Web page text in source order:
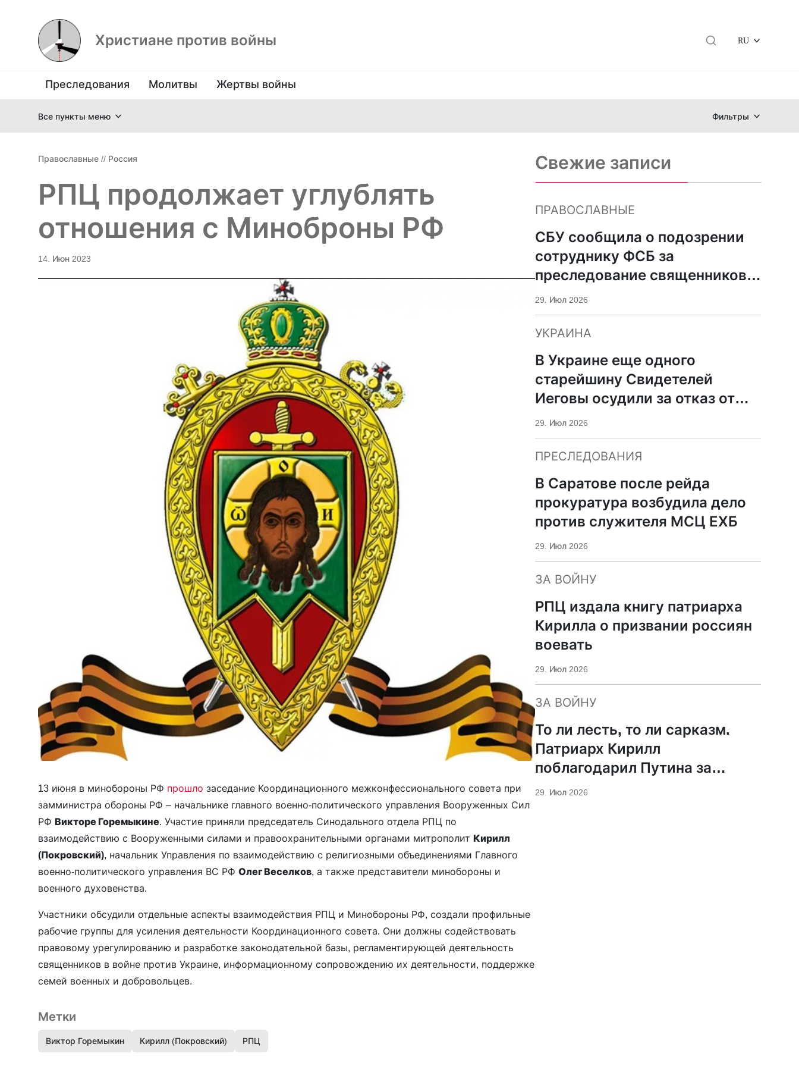
Христиане против войны RU
Преследования Молитвы Жертвы войны
Все пункты меню Фильтры
Православные // Россия
РПЦ продолжает углублять
отношения с Миноброны РФ
14. Июн 2023
13 июня в минобороны РФ прошло заседание Координационного межконфессионального совета при
замминистра обороны РФ – начальнике главного военно-политического управления Вооруженных Сил
РФ Викторе Горемыкине. Участие приняли председатель Синодального отдела РПЦ по
взаимодействию с Вооруженными силами и правоохранительными органами митрополит Кирилл
(Покровский), начальник Управления по взаимодействию с религиозными объединениями Главного
военно-политического управления ВС РФ Олег Веселков, а также представители минобороны и
военного духовенства.
Участники обсудили отдельные аспекты взаимодействия РПЦ и Минобороны РФ, создали профильные
рабочие группы для усиления деятельности Координационного совета. Они должны содействовать
правовому урегулированию и разработке законодательной базы, регламентирующей деятельность
священников в войне против Украине, информационному сопровождению их деятельности, поддержке
семей военных и добровольцев.
Метки
Виктор Горемыкин Кирилл (Покровский) РПЦ
Свежие записи
ПРАВОСЛАВНЫЕ
СБУ сообщила о подозрении
сотруднику ФСБ за
преследование священников
ПЦУ
29. Июл 2026
УКРАИНА
В Украине еще одного
старейшину Свидетелей
Иеговы осудили за отказ от
мобилизации
29. Июл 2026
ПРЕСЛЕДОВАНИЯ
В Саратове после рейда
прокуратура возбудила дело
против служителя МСЦ ЕХБ
29. Июл 2026
ЗА ВОЙНУ
РПЦ издала книгу патриарха
Кирилла о призвании россиян
воевать
29. Июл 2026
ЗА ВОЙНУ
То ли лесть, то ли сарказм.
Патриарх Кирилл
поблагодарил Путина за
защиту суверенитета и
29. Июл 2026